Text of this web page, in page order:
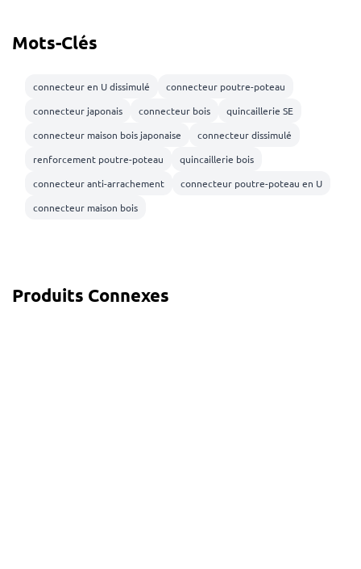
Mots-Clés
connecteur en U dissimulé
connecteur poutre-poteau
connecteur japonais
connecteur bois
quincaillerie SE
connecteur maison bois japonaise
connecteur dissimulé
renforcement poutre-poteau
quincaillerie bois
connecteur anti-arrachement
connecteur poutre-poteau en U
connecteur maison bois
Produits Connexes